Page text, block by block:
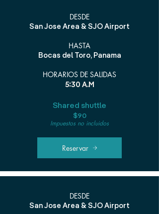
DESDE
San Jose Area & SJO Airport
HASTA
Bocas del Toro, Panama
HORARIOS DE SALIDAS
5:30 A.M
Shared shuttle
$90
Impuestos no incluidos
Reservar
DESDE
San Jose Area & SJO Airport